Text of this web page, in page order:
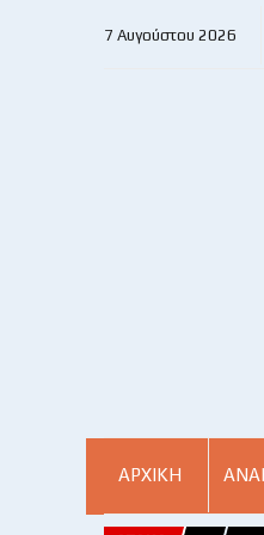
7 Αυγούστου 2026
ΑΡΧΙΚΗ